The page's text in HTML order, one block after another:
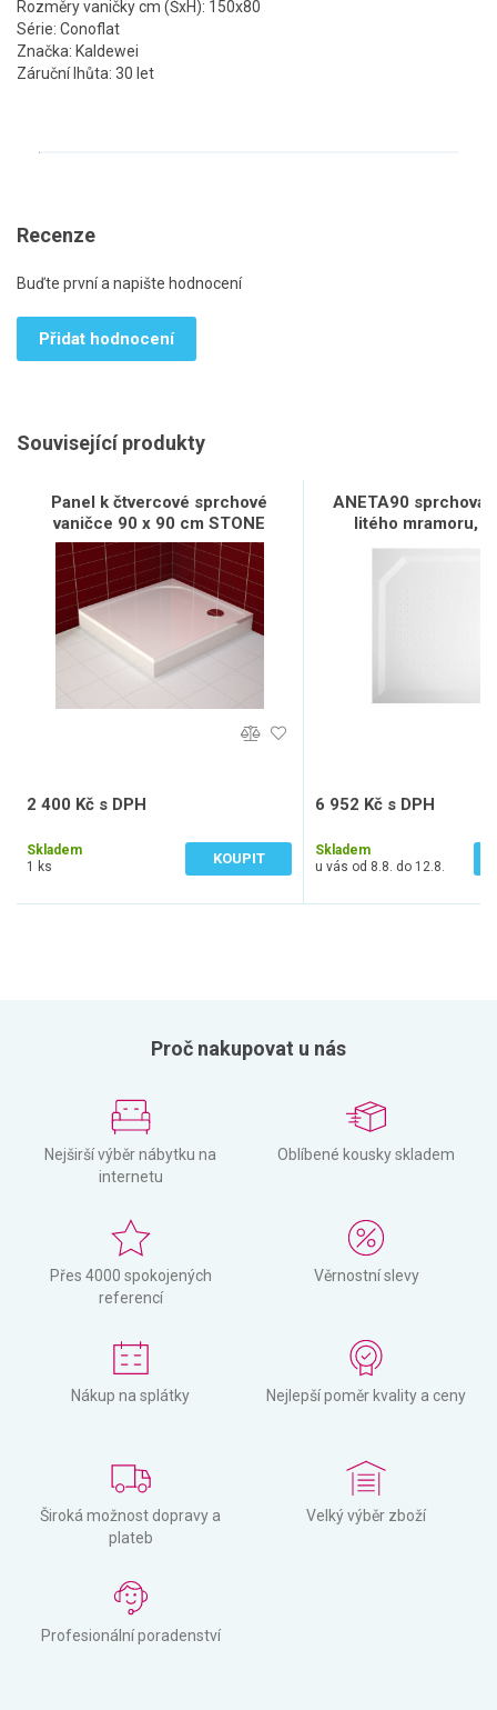
Rozměry vaničky cm (ŠxH): 150x80
Série: Conoflat
Značka: Kaldewei
Záruční lhůta: 30 let
Recenze
Buďte první a napište hodnocení
Přidat hodnocení
Související produkty
Panel k čtvercové sprchové
vaničce 90 x 90 cm STONE
2 400 Kč s DPH
Skladem
1 ks
KOUPIT
ANETA90 sprchová
litého mramoru,
90x90cm,
6 952 Kč s DPH
Skladem
u vás od 8.8. do 12.8.
Proč nakupovat u nás
Nejširší výběr nábytku na
internetu
Oblíbené kousky skladem
Přes 4000 spokojených
referencí
Věrnostní slevy
Nákup na splátky Nejlepší poměr kvality a ceny
Široká možnost dopravy a
plateb
Velký výběr zboží
Profesionální poradenství